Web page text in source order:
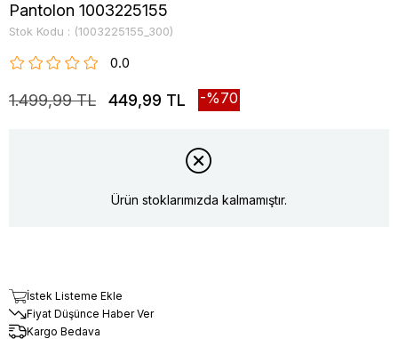
Pantolon 1003225155
Stok Kodu (1003225155_300)
0.0
1.499,99 TL 449,99 TL 70
Ürün stoklarımızda kalmamıştır.
İstek Listeme Ekle
Fiyat Düşünce Haber Ver
Kargo Bedava